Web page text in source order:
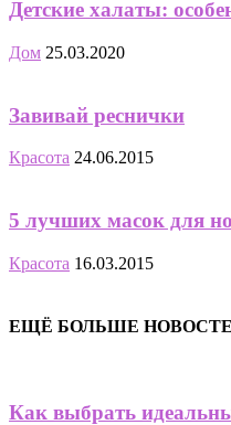
Детские халаты:
Дом 25.03.2020
Завивай реснички
Красота 24.06.2015
5 лучших масок для
Красота 16.03.2015
ЕЩЁ БОЛЬШЕ
Как выбрать